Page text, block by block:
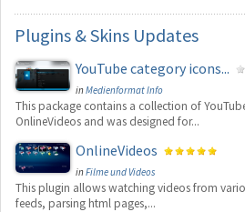
Plugins & Skins Updates
YouTube category icons...
inMedienformat Info
This package contains a collection of
OnlineVideos and was designed for...
OnlineVideos
inFilme und Videos
This plugin allows watching videos from
feeds, parsing html pages,...